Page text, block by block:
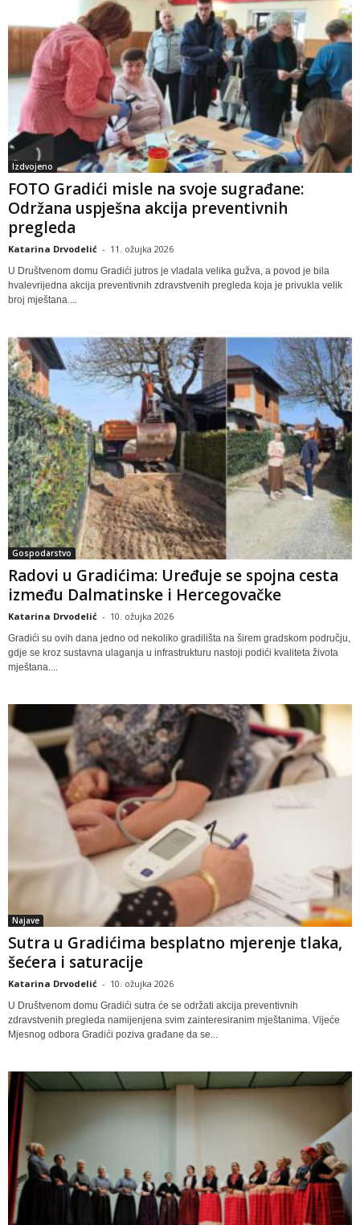
Izdvojeno
FOTO Gradići misle na svoje sugrađane:
Održana uspješna akcija preventivnih
pregleda
Katarina Drvodelić - 11. ožujka 2026
U Društvenom domu Gradići jutros je vladala velika gužva, a povod je bila
hvalevrijedna akcija preventivnih zdravstvenih pregleda koja je privukla velik
broj mještana....
Gospodarstvo
Radovi u Gradićima: Uređuje se spojna cesta
između Dalmatinske i Hercegovačke
Katarina Drvodelić - 10. ožujka 2026
Gradići su ovih dana jedno od nekoliko gradilišta na širem gradskom području,
gdje se kroz sustavna ulaganja u infrastrukturu nastoji podići kvaliteta života
mještana....
Najave
Sutra u Gradićima besplatno mjerenje tlaka,
šećera i saturacije
Katarina Drvodelić - 10. ožujka 2026
U Društvenom domu Gradići sutra će se održati akcija preventivnih
zdravstvenih pregleda namijenjena svim zainteresiranim mještanima. Vijeće
Mjesnog odbora Gradići poziva građane da se...